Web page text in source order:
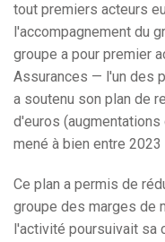
tout premiers acteurs
l'accompagnement du
groupe a pour premier
Assurances — l'un des
a soutenu son plan de
d'euros
mené à bien entre 2023
Ce plan a permis de
groupe des marges de
l'activité poursuivait sa